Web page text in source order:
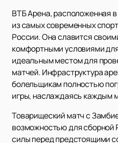
ВТБ Арена, расположенная
из самых современных
России. Она славится
комфортными условиями
идеальным местом для
матчей. Инфраструктура
болельщикам полностью
игры, наслаждаясь каждым
Товарищеский матч с
возможностью для сборной
силы перед предстоящими